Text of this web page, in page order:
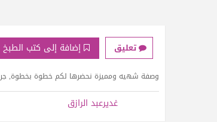
تعليق إضافة إلى كتب الطبخ
وصفة شهيه ومميزة نحضرها لكم خطوة بخطوة,
غديرعبد الرازق